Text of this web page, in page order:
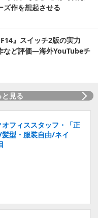
ズ作を想起させる
』スイッチ2版の実力
など評価―海外YouTubeチ
見る
オフィススタッフ・「正
型・服装自由/ネイ